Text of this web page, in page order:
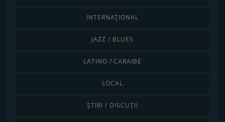
INTERNAȚIONAL
JAZZ / BLUES
LATINO / CARAIBE
LOCAL
ȘTIRI / DISCUȚII